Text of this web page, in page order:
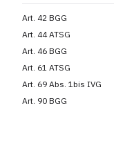
Art. 42 BGG
Art. 44 ATSG
Art. 46 BGG
Art. 61 ATSG
Art. 69 Abs. 1bis IVG
Art. 90 BGG